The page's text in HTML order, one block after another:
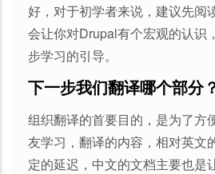
好，对于初学者来说，建议先阅
会让你对Drupal有个宏观的认识
步学习的引导。
下一步我们翻译哪个部分
组织翻译的首要目的，是为了方
友学习，翻译的内容，相对英文
定的延迟，中文的文档主要也是